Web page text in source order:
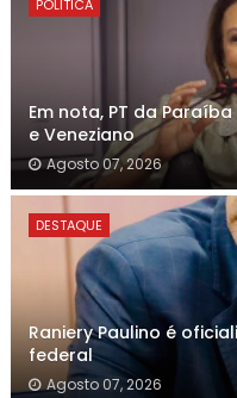
POLITICA
Em nota, PT da
e Veneziano
Agosto 07, 2026
DESTAQUE
Raniery Paulino é
federal
Agosto 07, 2026